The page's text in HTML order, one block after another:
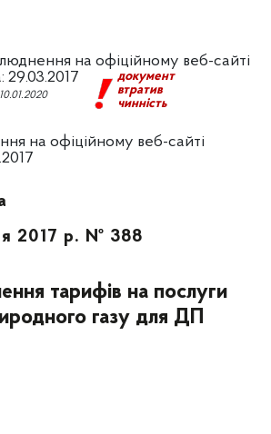
на офіційному веб-сайті
29.03.2017
документ
втратив
чинність
на офіційному веб-сайті
2017 р. № 388
тарифів на послуги
газу для ДП